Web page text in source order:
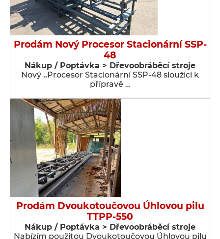
Prodám Nový Procesor Stacionární SSP-
48
Nákup / Poptávka > Dřevoobráběcí stroje
Nový ,,Procesor Stacionární SSP-48 sloužící k
přípravě …
Prodám Dvoukotoučovou Úhlovou pilu
TTPP-550
Nákup / Poptávka > Dřevoobráběcí stroje
Nabízím použitou Dvoukotoučovou Úhlovou pilu